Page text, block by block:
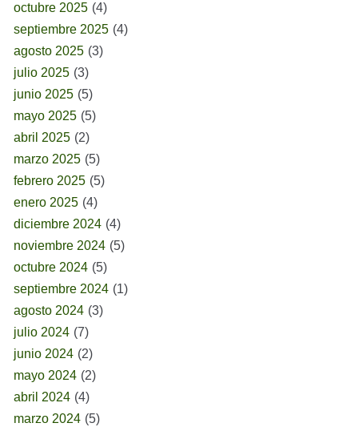
octubre 2025 (4)
septiembre 2025 (4)
agosto 2025 (3)
julio 2025 (3)
junio 2025 (5)
mayo 2025 (5)
abril 2025 (2)
marzo 2025 (5)
febrero 2025 (5)
enero 2025 (4)
diciembre 2024 (4)
noviembre 2024 (5)
octubre 2024 (5)
septiembre 2024 (1)
agosto 2024 (3)
julio 2024 (7)
junio 2024 (2)
mayo 2024 (2)
abril 2024 (4)
marzo 2024 (5)